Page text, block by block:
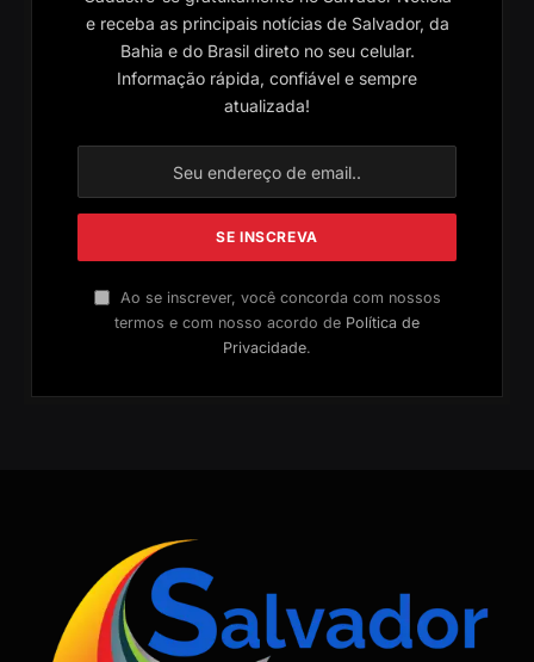
e receba as principais notícias de Salvador, da
Bahia e do Brasil direto no seu celular.
Informação rápida, confiável e sempre
atualizada!
Ao se inscrever, você concorda com nossos
termos e com nosso acordo de Política de
Privacidade.